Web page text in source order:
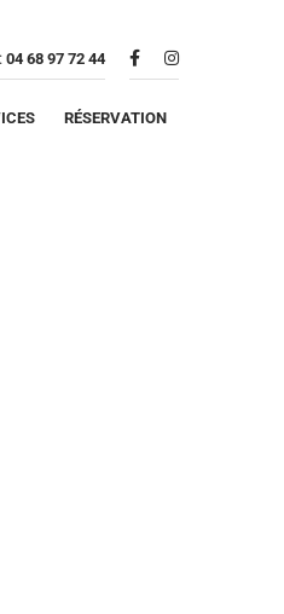
04 68 97 72 44
RÉSERVATION